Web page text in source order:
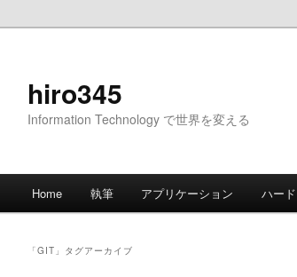
hiro345
Information Technology で世界を変える
Home 執筆 アプリケーション ハー
「GIT 」タグアーカイブ